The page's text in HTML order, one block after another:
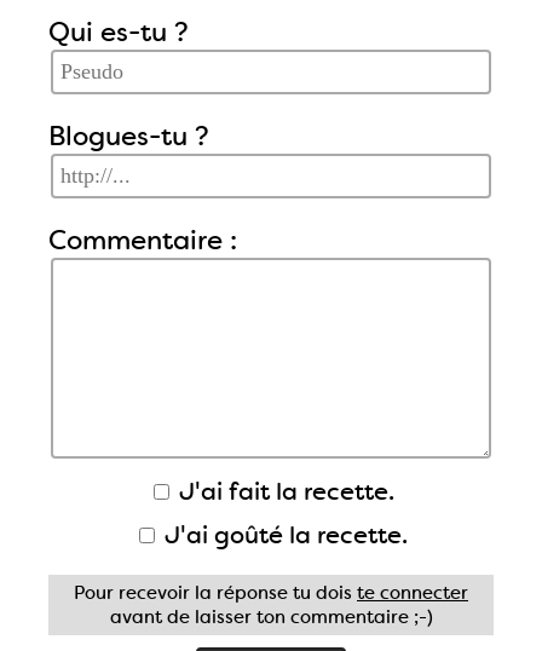
Qui es-tu ?
Blogues-tu ?
Commentaire :
J'ai fait la recette.
J'ai goûté la recette.
Pour recevoir la réponse tu dois te connecter
avant de laisser ton commentaire ;-)